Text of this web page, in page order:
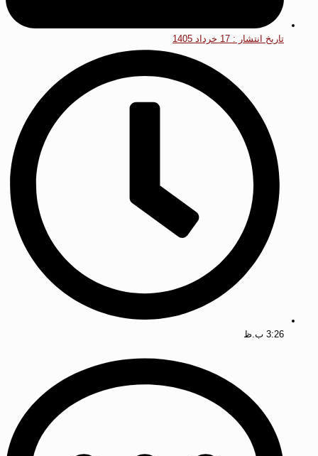
تاریخ انتشار : 17 خرداد 1405
3:26 ب.ظ